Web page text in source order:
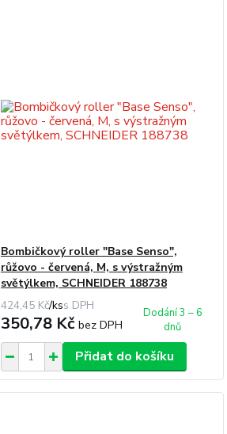
Bombičkový roller "Base Senso",
růžovo - červená, M, s výstražným
světýlkem, SCHNEIDER 188738
424,45 Kč/ks
350,78 Kč bez DPH
Dodání 3 – 6
dnů
Přidat do košíku